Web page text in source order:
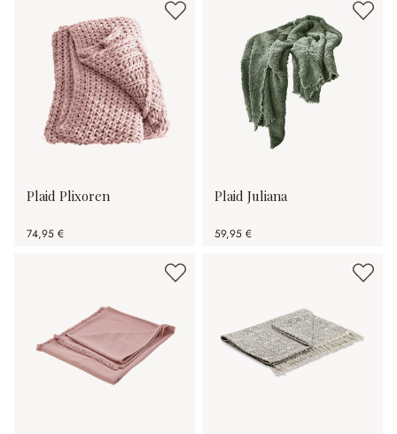
Plaid Plixoren
74,95 €
Plaid Juliana
59,95 €